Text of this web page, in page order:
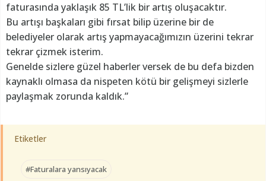
faturasında yaklaşık 85 TL’lik bir artış oluşacaktır.
Bu artışı başkaları gibi fırsat bilip üzerine bir de
belediyeler olarak artış yapmayacağımızın üzerini tekrar
tekrar çizmek isterim.
Genelde sizlere güzel haberler versek de bu defa bizden
kaynaklı olmasa da nispeten kötü bir gelişmeyi sizlerle
paylaşmak zorunda kaldık.”
Etiketler
#Faturalara yansıyacak